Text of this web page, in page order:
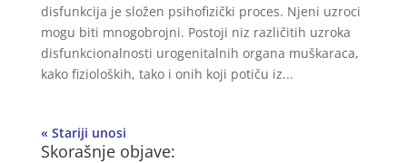
disfunkcija je složen psihofizički proces. Njeni uzroci
mogu biti mnogobrojni. Postoji niz različitih uzroka
disfunkcionalnosti urogenitalnih organa muškaraca,
kako fizioloških, tako i onih koji potiču iz...
« Stariji unosi
Skorašnje objave: